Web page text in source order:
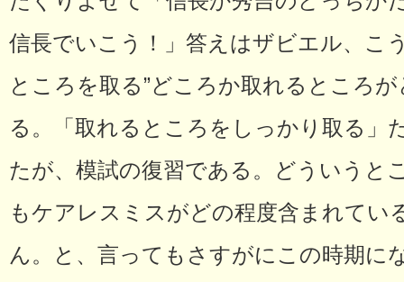
信長でいこう！」答えはザビエル、
ところを取る”どころか取れるところ
る。「取れるところをしっかり取る」
たが、模試の復習である。どういうと
もケアレスミスがどの程度含まれてい
ん。と、言ってもさすがにこの時期に